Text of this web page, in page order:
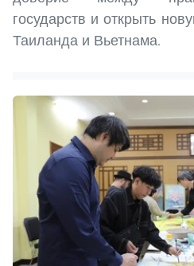
государств и открыть
Таиланда и Вьетнама.